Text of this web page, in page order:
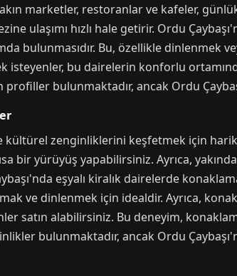
marketler, restoranlar ve kafeler, günlük
ulaşımı hızlı hale getirir. Ordu
bulunmasıdır. Bu, özellikle dinlenmek
isteyenler, bu dairelerin konforlu
bulunmaktadır, ancak Ordu
kültürel zenginliklerini keşfetmek için
bir yürüyüş yapabilirsiniz. Ayrıca,
eşyalı kiralık dairelerde
ve dinlenmek için idealdir. Ayrıca,
satın alabilirsiniz. Bu deneyim,
bulunmaktadır, ancak Ordu